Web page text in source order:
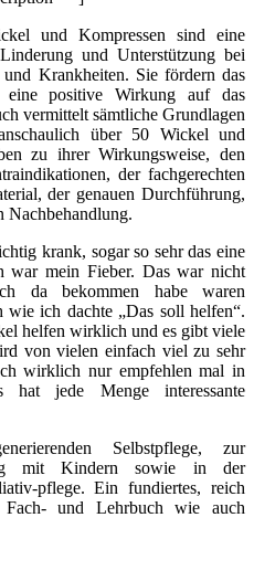
und Kompressen sind eine
und Unterstützung bei
Krankheiten. Sie fördern das
eine positive Wirkung auf das
vermittelt sämtliche Grundlagen
über 50 Wickel und
zu ihrer Wirkungsweise, den
der fachgerechten
der genauen Durchführung,
Nachbehandlung.
krank, sogar so sehr das eine
war mein Fieber. Das war nicht
da bekommen habe waren
ich dachte „Das soll helfen“.
helfen wirklich und es gibt viele
von vielen einfach viel zu sehr
wirklich nur empfehlen mal in
jede Menge interessante
Selbstpflege, zur
mit Kindern sowie in der
pflege. Ein fundiertes, reich
und Lehrbuch wie auch